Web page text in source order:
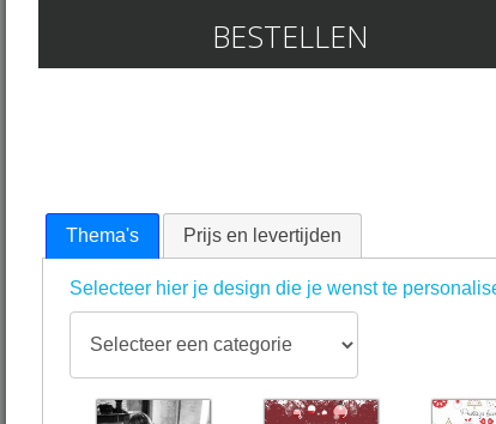
BESTELLEN
Thema's Prijs en levertijden
Selecteer hier je design die je wenst te